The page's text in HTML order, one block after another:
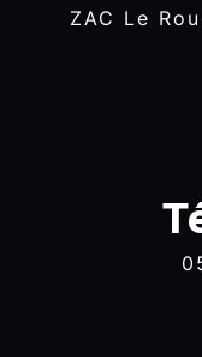
ZAC Le